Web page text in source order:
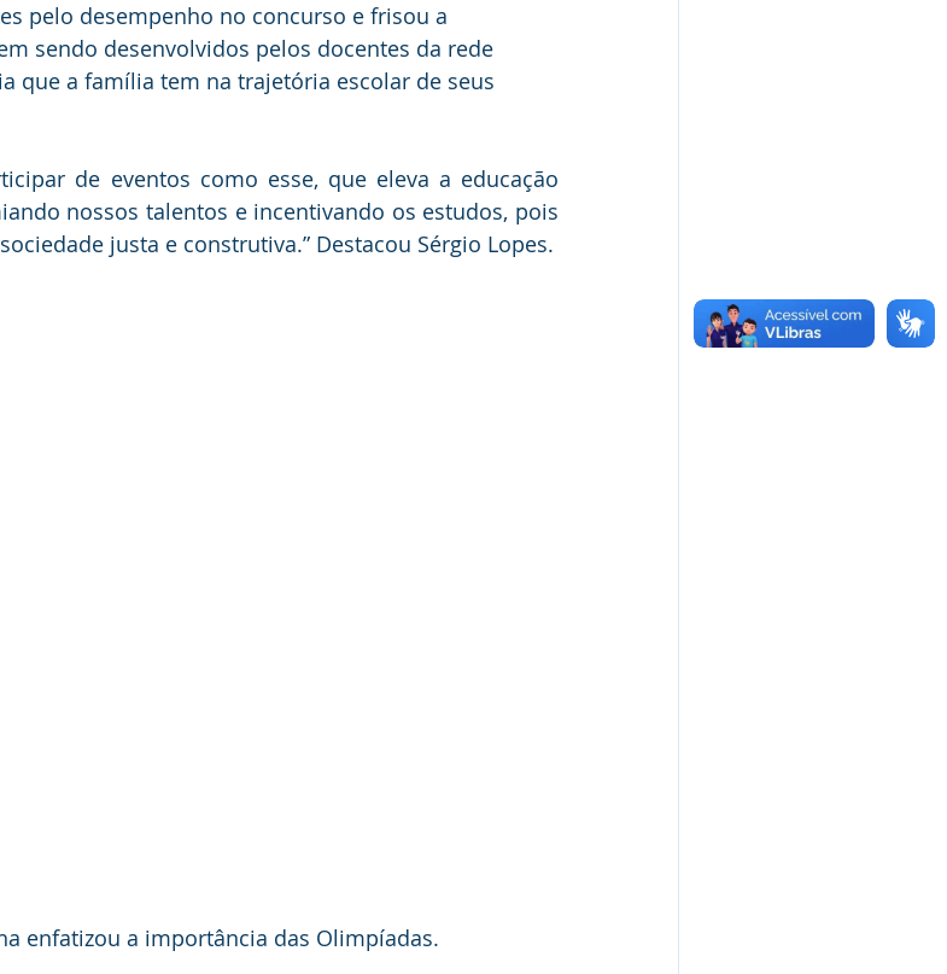
pelo desempenho no concurso e frisou a
sendo desenvolvidos pelos docentes da rede
que a família tem na trajetória escolar de seus
de eventos como esse, que eleva a educação
nossos talentos e incentivando os estudos, pois
justa e construtiva.” Destacou Sérgio Lopes.
enfatizou a importância das Olimpíadas.